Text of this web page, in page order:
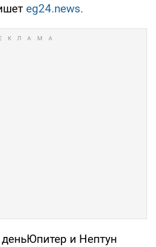
eg24.news.
деньЮпитер и Нептун